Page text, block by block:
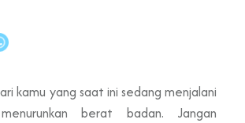
kamu yang saat ini sedang menjalani
berat badan. Jangan